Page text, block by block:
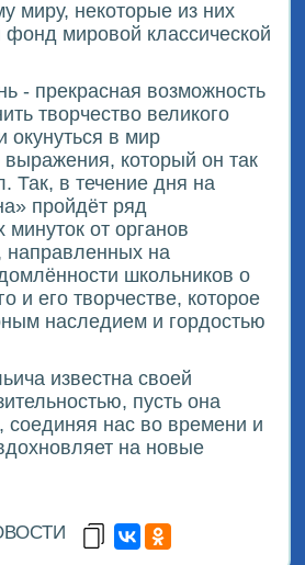
миру, некоторые из них
фонд мировой классической
- прекрасная возможность
творчество великого
окунуться в мир
выражения, который он так
Так, в течение дня на
пройдёт ряд
от органов
направленных на
школьников о
и его творчестве, которое
наследием и гордостью
известна своей
пусть она
соединяя нас во времени и
на новые